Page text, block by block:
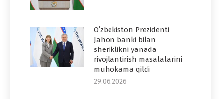
Oʻzbekiston Prezidenti
Jahon banki bilan
sheriklikni yanada
rivojlantirish masalalarini
muhokama qildi
29.06.2026